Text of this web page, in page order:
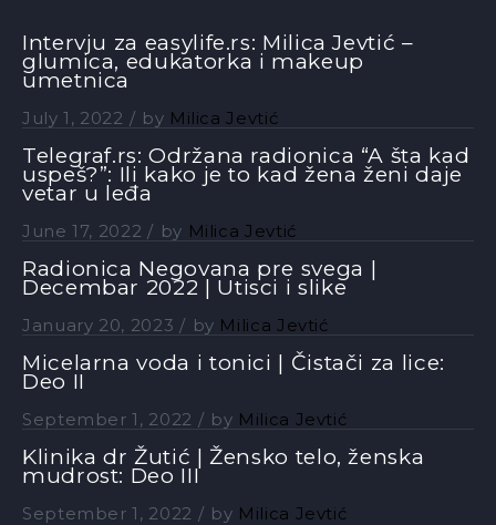
Intervju za easylife.rs: Milica Jevtić –
glumica, edukatorka i makeup
umetnica
July 1, 2022 by Milica Jevtić
Telegraf.rs: Održana radionica “A šta kad
uspeš?”: Ili kako je to kad žena ženi daje
vetar u leđa
June 17, 2022 by Milica Jevtić
Radionica Negovana pre svega |
Decembar 2022 | Utisci i slike
January 20, 2023 by Milica Jevtić
Micelarna voda i tonici | Čistači za lice:
Deo II
September 1, 2022 by Milica Jevtić
Klinika dr Žutić | Žensko telo, ženska
mudrost: Deo III
September 1, 2022 by Milica Jevtić